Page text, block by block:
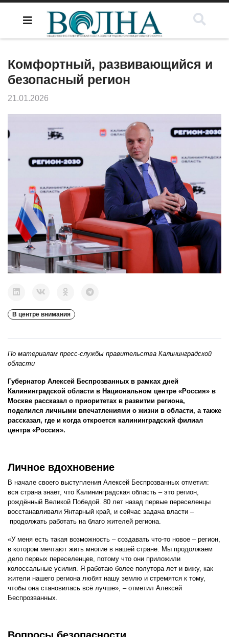
Комфортный, развивающийся и
безопасный регион
21.01.2026
В центре внимания
По материалам пресс-службы правительства Калининградской
области
Губернатор Алексей Беспрозванных в рамках дней
Калининградской области в Национальном центре «Россия» в
Москве рассказал о приоритетах в развитии региона,
поделился личными впечатлениями о жизни в области, а также
рассказал, где и когда откроется калининградский филиал
центра «Россия».
Личное вдохновение
В начале своего выступления Алексей Беспрозванных отметил:
вся страна знает, что Калининградская область – это регион,
рождённый Великой Победой. 80 лет назад первые переселенцы
восстанавливали Янтарный край, и сейчас задача власти –
продолжать работать на благо жителей региона.
«У меня есть такая возможность – создавать что-то новое – регион,
в котором мечтают жить многие в нашей стране. Мы продолжаем
дело первых переселенцев, потому что они приложили
колоссальные усилия. Я работаю более полутора лет и вижу, как
жители нашего региона любят нашу землю и стремятся к тому,
чтобы она становилась всё лучше», – отметил Алексей
Беспрозванных.